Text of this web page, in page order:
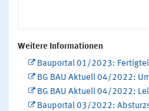
Weitere Informationen
Bauportal 01/2023:
BG BAU Aktuell 04/2022:
BG BAU Aktuell 04/2022:
Bauportal 03/2022: